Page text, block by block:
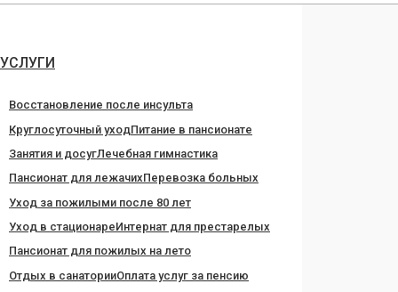
Перейти
содержанию
УСЛУГИ
Восстановление после инсульта
Круглосуточный уходПитание в пансионате
Занятия и досугЛечебная гимнастика
Пансионат для лежачихПеревозка больных
Уход за пожилыми после 80 лет
Уход в стационареИнтернат для престарелых
Пансионат для пожилых на лето
Отдых в санаторииОплата услуг за пенсию